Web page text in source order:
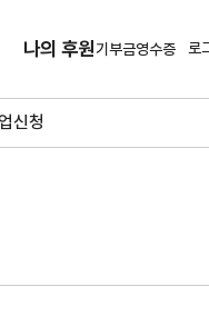
나의 후원기부금영수증 로
신청